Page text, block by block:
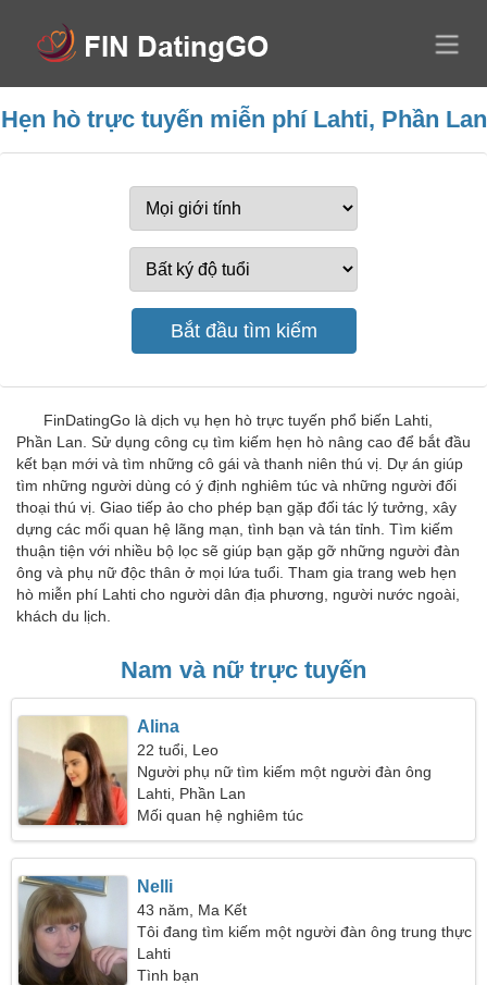
Hẹn hò trực tuyến miễn phí Lahti, Phần Lan
FinDatingGo là dịch vụ hẹn hò trực tuyến phổ biến Lahti,
Phần Lan. Sử dụng công cụ tìm kiếm hẹn hò nâng cao để bắt đầu
kết bạn mới và tìm những cô gái và thanh niên thú vị. Dự án giúp
tìm những người dùng có ý định nghiêm túc và những người đối
thoại thú vị. Giao tiếp ảo cho phép bạn gặp đối tác lý tưởng, xây
dựng các mối quan hệ lãng mạn, tình bạn và tán tỉnh. Tìm kiếm
thuận tiện với nhiều bộ lọc sẽ giúp bạn gặp gỡ những người đàn
ông và phụ nữ độc thân ở mọi lứa tuổi. Tham gia trang web hẹn
hò miễn phí Lahti cho người dân địa phương, người nước ngoài,
khách du lịch.
Nam và nữ trực tuyến
Alina
22 tuổi, Leo
Người phụ nữ tìm kiếm một người đàn ông
Lahti, Phần Lan
Mối quan hệ nghiêm túc
Nelli
43 năm, Ma Kết
Tôi đang tìm kiếm một người đàn ông trung thực
để đi bộ đường dài
Lahti
Tình bạn